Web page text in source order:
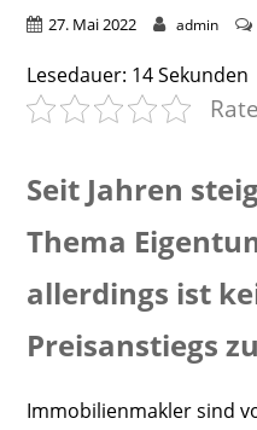
27. Mai 2022 admin
Lesedauer: 14Sekunden
Seit Jahren
Thema
allerdings ist
Preisanstiegs
Immobilienmakler sind